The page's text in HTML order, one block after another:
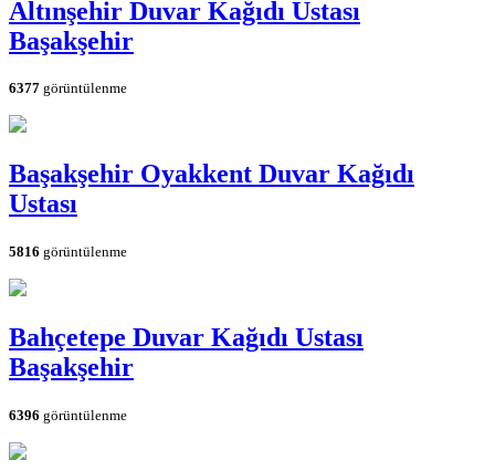
Altınşehir Duvar Kağıdı Ustası
Başakşehir
6377 görüntülenme
Başakşehir Oyakkent Duvar Kağıdı
Ustası
5816 görüntülenme
Bahçetepe Duvar Kağıdı Ustası
Başakşehir
6396 görüntülenme